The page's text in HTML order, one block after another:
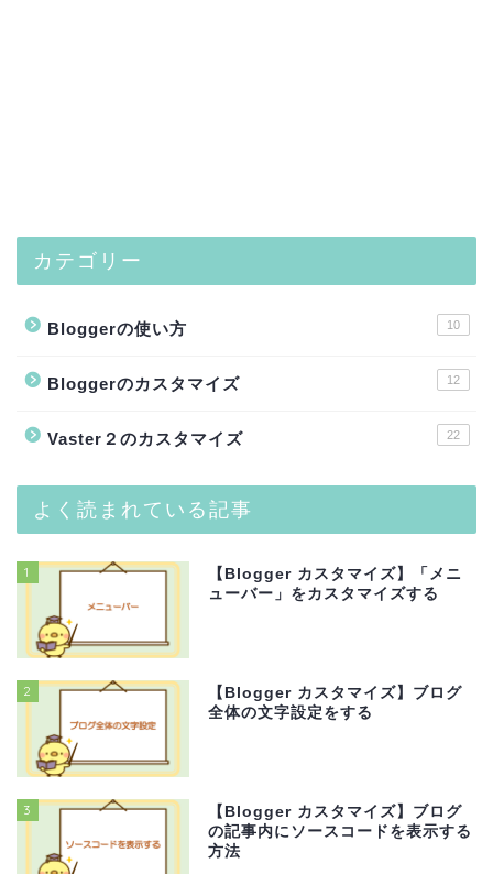
カテゴリー
Bloggerの使い方 10
Bloggerのカスタマイズ 12
Vaster２のカスタマイズ 22
よく読まれている記事
1
【Blogger カスタマイズ】「メニ
ューバー」をカスタマイズする
2
【Blogger カスタマイズ】ブログ
全体の文字設定をする
3
【Blogger カスタマイズ】ブログ
の記事内にソースコードを表示する
方法